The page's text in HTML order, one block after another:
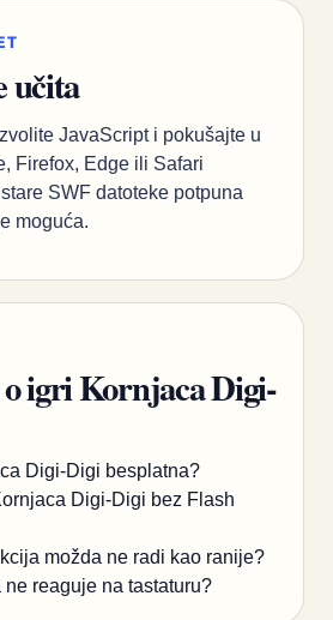
učita
JavaScript i pokušajte u
Firefox, Edge ili Safari
SWF datoteke potpuna
moguća.
igri Kornjaca Digi-
Digi-Digi besplatna?
Digi-Digi bez Flash
možda ne radi kao ranije?
reaguje na tastaturu?